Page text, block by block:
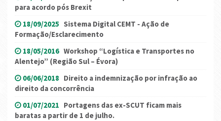
para acordo pós Brexit
18/09/2025 Sistema Digital CEMT - Ação de
Formação/Esclarecimento
18/05/2016 Workshop “Logística e Transportes no
Alentejo” (Região Sul – Évora)
06/06/2018 Direito a indemnização por infração ao
direito da concorrência
01/07/2021 Portagens das ex-SCUT ficam mais
baratas a partir de 1 de julho.